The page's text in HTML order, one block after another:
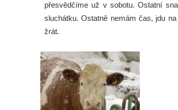
přesvědčíme už v sobotu. Ostatní
sluchátku. Ostatně nemám čas, jdu
žrát.